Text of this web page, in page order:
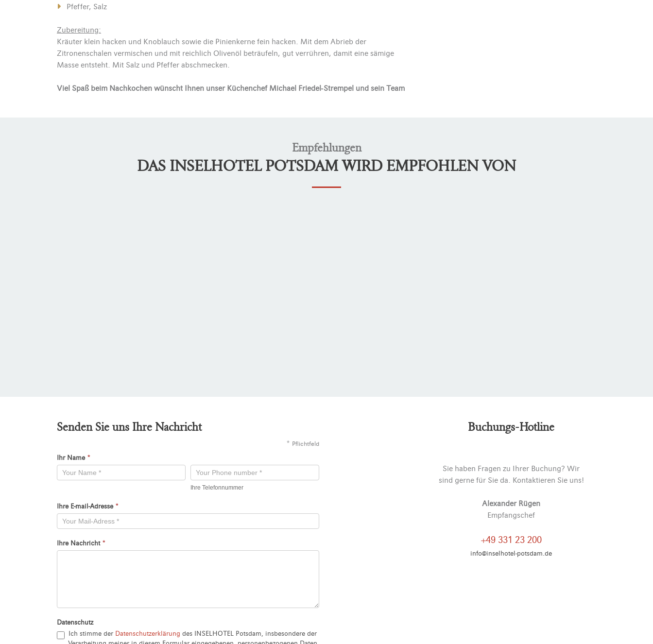
Pfeffer, Salz
Zubereitung:
Kräuter klein hacken und Knoblauch sowie die Pinienkerne fein hacken. Mit dem Abrieb der
Zitronenschalen vermischen und mit reichlich Olivenöl beträufeln, gut verrühren, damit eine sämige
Masse entsteht. Mit Salz und Pfeffer abschmecken.
Viel Spaß beim Nachkochen wünscht Ihnen unser Küchenchef Michael Friedel-Strempel und sein Team
Empfehlungen
DAS INSELHOTEL POTSDAM WIRD EMPFOHLEN VON
Senden Sie uns Ihre Nachricht
* Pflichtfeld
Kontaktformular
-
Ihr Name *
Ihre Telefonnummer
Ihre E-mail-Adresse *
Ihre Nachricht *
Datenschutz
Ich stimme der Datenschutzerklärung des INSELHOTEL Potsdam, insbesondere der
Buchungs-Hotline
Sie haben Fragen zu Ihrer Buchung? Wir
sind gerne für Sie da. Kontaktieren Sie uns!
Alexander Rügen
Empfangschef
+49 331 23 200
info@inselhotel-potsdam.de